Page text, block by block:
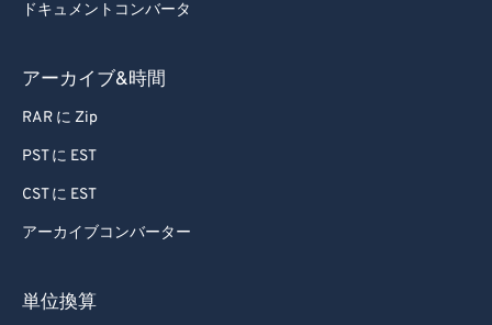
ドキュメントコンバータ
アーカイブ&時間
RAR に Zip
PST に EST
CST に EST
アーカイブコンバーター
単位換算